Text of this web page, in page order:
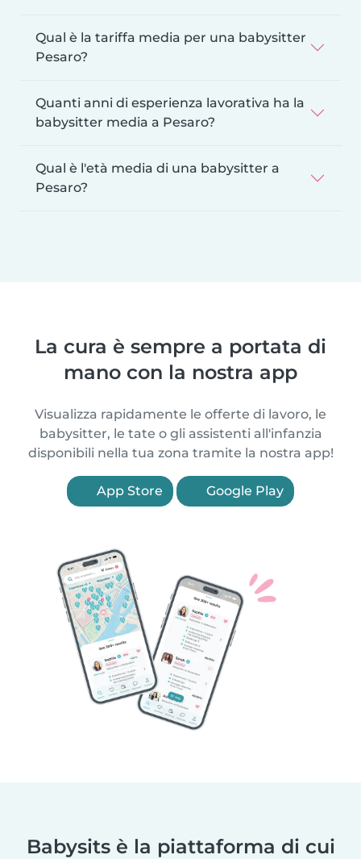
Qual è la tariffa media per una babysitter
Pesaro?
Quanti anni di esperienza lavorativa ha la
babysitter media a Pesaro?
Qual è l'età media di una babysitter a
Pesaro?
La cura è sempre a portata di
mano con la nostra app
Visualizza rapidamente le offerte di lavoro, le
babysitter, le tate o gli assistenti all'infanzia
disponibili nella tua zona tramite la nostra app!
App Store Google Play
Babysits è la piattaforma di cui